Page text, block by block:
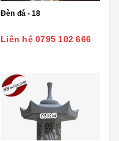
Đèn đá - 18
Liên hệ 0795 102 666